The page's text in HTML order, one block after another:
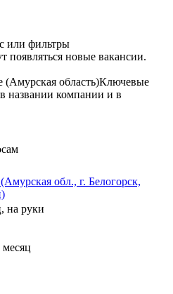
или фильтры
появляться новые вакансии.
(Амурская область)Ключевые
названии компании и в
обл., г. Белогорск,
на руки